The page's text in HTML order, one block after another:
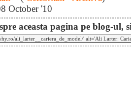
October '10
aceasta pagina pe blog-ul,